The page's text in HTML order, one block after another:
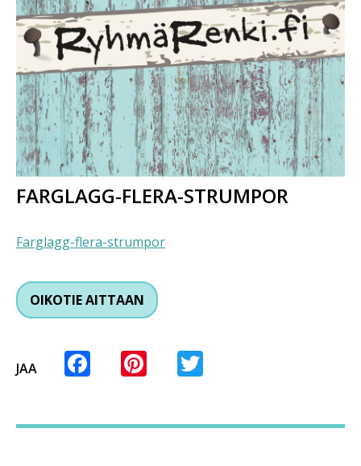
FARGLAGG-FLERA-STRUMPOR
Farglagg-flera-strumpor
OIKOTIE AITTAAN
JAA Facebook
Pinterest